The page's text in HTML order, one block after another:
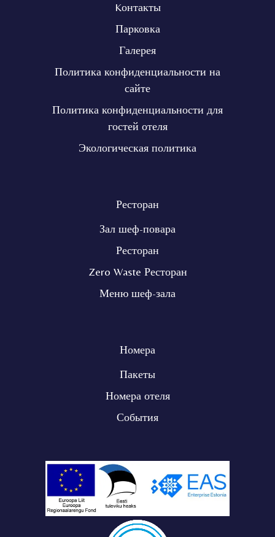
Kонтакты
Парковка
Галерея
Политика конфиденциальности на
сайте
Политика конфиденциальности для
гостей отеля
Экологическая политика
Ресторан
Зал шеф-повара
Ресторан
Zero Waste Ресторан
Меню шеф-зала
Номера
Пакеты
Номера отеля
События